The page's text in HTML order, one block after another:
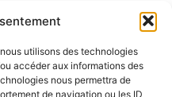
utilisons des technologies
accéder aux informations des
nous permettra de
de navigation ou les ID
(UE)